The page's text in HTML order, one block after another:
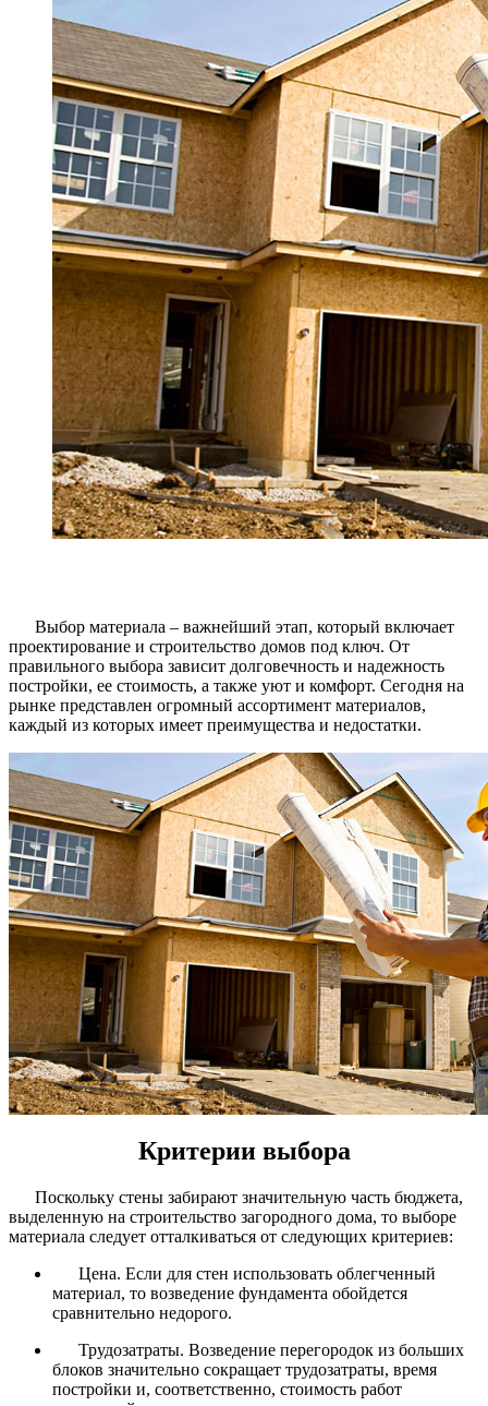
Выбор материала – важнейший этап, который включает
проектирование и строительство домов под ключ. От
правильного выбора зависит долговечность и надежность
постройки, ее стоимость, а также уют и комфорт. Сегодня на
рынке представлен огромный ассортимент материалов,
каждый из которых имеет преимущества и недостатки.
Критерии выбора
Поскольку стены забирают значительную часть бюджета,
выделенную на строительство загородного дома, то выборе
материала следует отталкиваться от следующих критериев:
Цена. Если для стен использовать облегченный
материал, то возведение фундамента обойдется
сравнительно недорого.
Трудозатраты. Возведение перегородок из больших
блоков значительно сокращает трудозатраты, время
постройки и, соответственно, стоимость работ